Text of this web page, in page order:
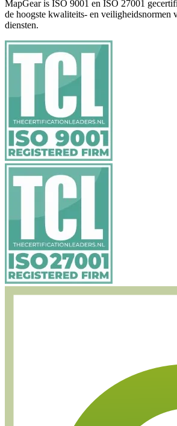
MapGear is ISO 9001 en ISO 27001
de hoogste kwaliteits- en veiligheidsnormen
diensten.